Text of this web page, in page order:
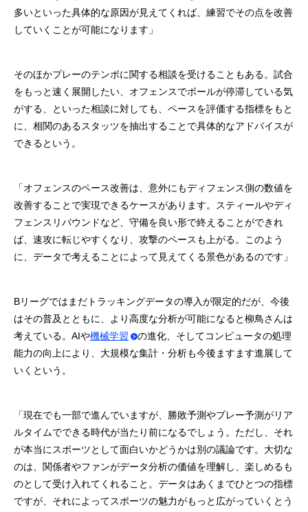
多いといった具体的な原因が見えてくれば、練習でその点を改善
していくことが可能になります」
そのほかプレーのテンポに関する相談を受けることもある。試合
をもっと速く展開したい、オフェンスでボールが停滞している気
がする、といった相談に対しても、ペースを評価する指標をもと
に、相関のあるスタッツを抽出することで具体的なアドバイスが
できるという。
「オフェンスのペース改善は、意外にもディフェンス側の数値を
改善することで実現できるケースがあります。スティールやディ
フェンスリバウンドなど、守備を良い形で終えることができれ
ば、速攻に転じやすくなり、攻撃のペースも上がる。このよう
に、データで考えることによって見えてくる景色があるのです」
Bリーグではまだトラッキングデータの導入が限定的だが、今後
はその普及とともに、より高度な分析が可能になると柳鳥さんは
考えている。AIや機械学習
の進化、そしてコンピュータの処理
能力の向上により、大規模な集計・分析も今後ますます進展して
いくという。
「現在でも一部で進んでいますが、勝敗予測やプレー予測がリア
ルタイムでできる時代が当たり前になるでしょう。ただし、それ
が本当にスポーツとして面白いかどうかは別の議論です。大切な
のは、関係者やファンがデータ分析の価値を理解し、楽しめるも
のとして受け入れてくれること。データはあくまでひとつの指標
ですが、それによってスポーツの魅力がもっと広がっていくとう